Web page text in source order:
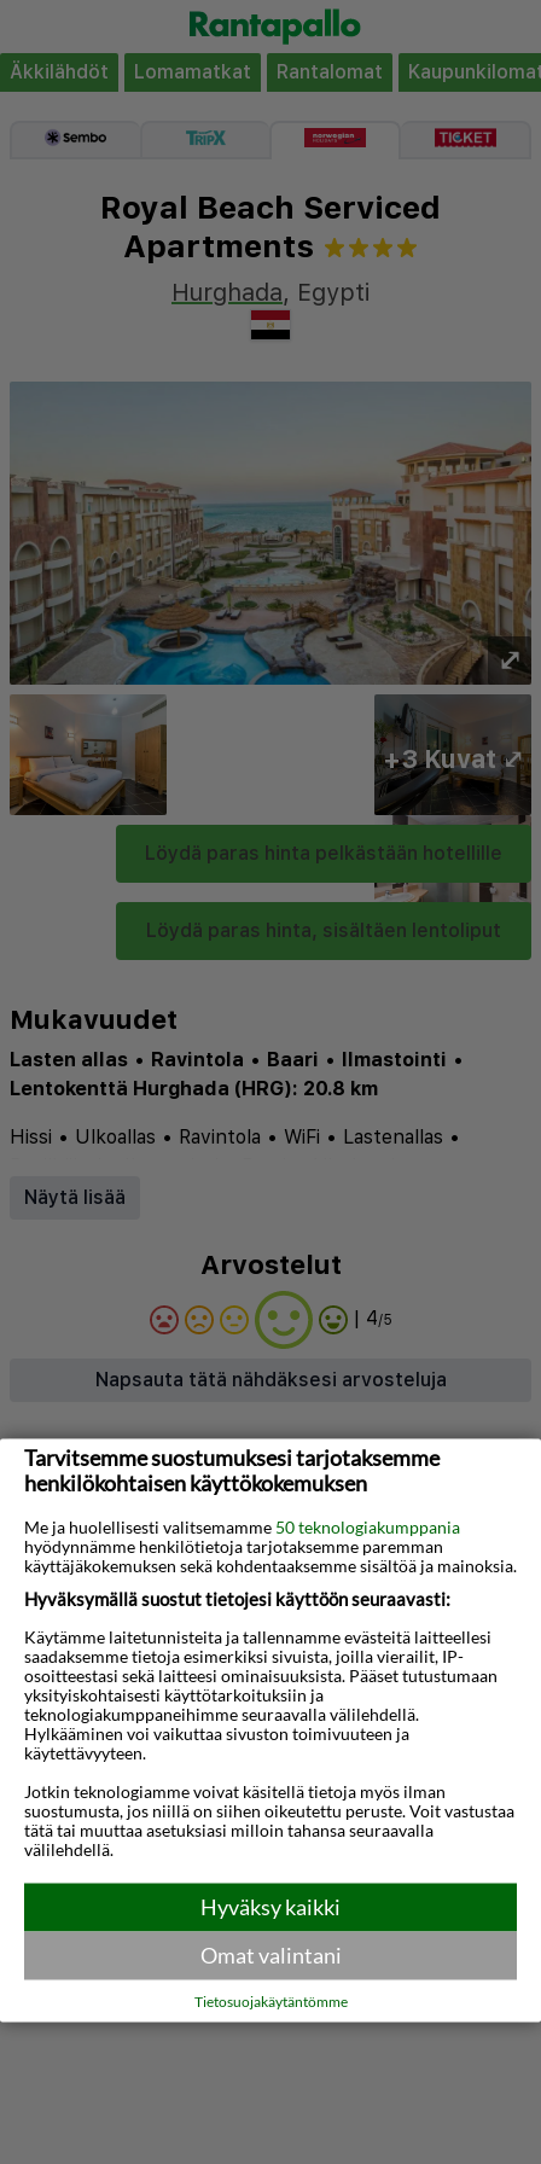
Äkkilähdöt Lomamatkat Rantalomat
Royal Beach Serviced
Apartments
Hurghada, Egypti
⤢
Löydä paras hinta pelkästään hotellille
Löydä paras hinta, sisältäen lentoliput
+3 Kuvat ⤢
Mukavuudet
Lasten allas • Ravintola • Baari • Ilmastointi •
Lentokenttä Hurghada (HRG): 20.8 km
Hissi • Ulkoallas • Ravintola • WiFi • Lastenallas •
Näytä lisää
Arvostelut
| 4/5
Napsauta tätä nähdäksesi arvosteluja
Tietoja hotellista
Royal Beach Serviced Apartments tarjoaa
rentouttavan oleskelun vain muutaman askeleen
päässä rannasta, mikä tekee siitä ihanteellisen
valinnan sekä vapaa-ajan että liikematkailijoille.
Kiinteistössä on modernit mukavuudet ja
tervetullut tunnelma, mikä varmistaa, että vieraat
tuntevat olonsa kotoisaksi heti saapuessaan. Sen
erinomaisen sijainnin ansiosta lähellä suosittuja
nähtävyyksiä ja paikallisia ruokailumahdollisuuksia
voit helposti tutustua alueen parhaisiin puoliin
vierailusi aikana.
Huoneistot on suunniteltu mukavuutta ja
käytännöllisyyttä varten, ja niissä on tilavat
pohjaratkaisut erillisillä olohuone- ja
makuuhuonealueilla. Jokainen yksikkö on
Tarvitsemme suostumuksesi tarjotaksemme
henkilökohtaisen käyttökokemuksen
Me ja huolellisesti valitsemamme 50 teknologiakumppania
hyödynnämme henkilötietoja tarjotaksemme paremman
käyttäjäkokemuksen sekä kohdentaaksemme sisältöä ja mainoksia.
Hyväksymällä suostut tietojesi käyttöön seuraavasti:
Käytämme laitetunnisteita ja tallennamme evästeitä laitteellesi
saadaksemme tietoja esimerkiksi sivuista, joilla vierailit, IP-
osoitteestasi sekä laitteesi ominaisuuksista. Pääset tutustumaan
yksityiskohtaisesti käyttötarkoituksiin ja
teknologiakumppaneihimme seuraavalla välilehdellä.
Hylkääminen voi vaikuttaa sivuston toimivuuteen ja
käytettävyyteen.
Jotkin teknologiamme voivat käsitellä tietoja myös ilman
suostumusta, jos niillä on siihen oikeutettu peruste. Voit vastustaa
tätä tai muuttaa asetuksiasi milloin tahansa seuraavalla
välilehdellä.
Hyväksy kaikki
Omat valintani
Tietosuojakäytäntömme